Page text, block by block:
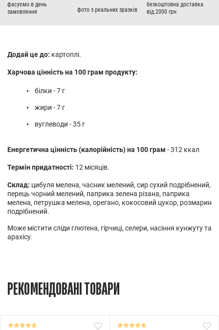
фасуємо в день
замовлення
фото з реальних зразків
безкоштовна доставка
від 2000 грн
Додай це до: картоплі.
Харчова цінність на 100 грам продукту:
білки - 7 г
жири - 7 г
вуглеводи - 35 г
Енергетична цінність (калорійність) на 100 грам - 312 ккал
Термін придатності: 12 місяців.
Склад: цибуля мелена, часник мелений, сир сухий подрібнений,
перець чорний мелений, паприка зелена різана, паприка
мелена, петрушка мелена, орегано, кокосовий цукор, розмарин
подрібнений.
Може містити сліди глютена, гірчиці, селери, насіння кунжуту та
арахісу.
РЕКОМЕНДОВАНІ ТОВАРИ